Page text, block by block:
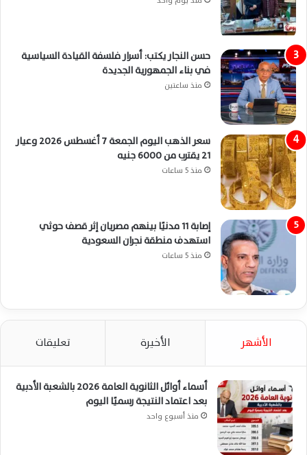
حسن النجار يكتب: أسرار فلسفة القيادة السياسية
في بناء الجمهورية الجديدة
منذ ساعتين
سعر الذهب اليوم الجمعة 7 أغسطس 2026 وعيار
21 يقترب من 6000 جنيه
منذ 5 ساعات
إصابة 11 مدنيًا بينهم مصريان إثر قصف حوثي
استهدف منطقة نجران السعودية
منذ 5 ساعات
الأشهر الأخيرة تعليقات
أسماء أوائل الثانوية العامة 2026 بالشعبة الأدبية
بعد اعتماد النتيجة رسميًا اليوم
منذ أسبوع واحد